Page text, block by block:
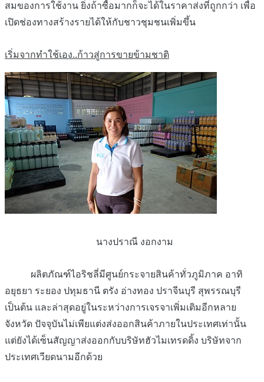
สมของการใช้งาน ยิ่งถ้าซื้อมากก็จะได้ในราคาส่งที่ถูกกว่า เพื่อ
เปิดช่องทางสร้างรายได้ให้กับชาวชุมชนเพิ่มขึ้น
เริ่มจากทำใช้เอง..ก้าวสู่การขายข้ามชาติ
นางปราณี งอกงาม
ผลิตภัณฑ์ไอริชลี่มีศูนย์กระจายสินค้าทั่วภูมิภาค อาทิ
อยุธยา ระยอง ปทุมธานี ตรัง อ่างทอง ปราจีนบุรี สุพรรณบุรี
เป็นต้น และล่าสุดอยู่ในระหว่างการเจรจาเพิ่มเติมอีกหลาย
จังหวัด ปัจจุบันไม่เพียแต่งส่งออกสินค้าภายในประเทศเท่านั้น
แต่ยังได้เซ็นสัญญาส่งออกกับบริษัทฮัวไมเทรดดิ้ง บริษัทจาก
ประเทศเวียดนามอีกด้วย